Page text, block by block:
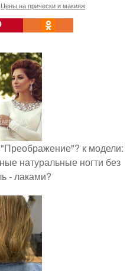
Цены на прически и макияж
к модели:
натуральные ногти без
- лаками?